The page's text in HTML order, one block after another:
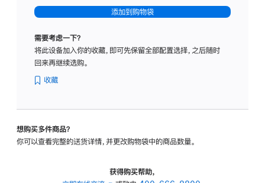
-
标
璃
转
的
添加到购物袋
需要考虑一下？
将此设备加入你的收藏，即可先保留全部配置选择，之后随时
回来再继续选购。
收藏
想购买多件商品？
你可以查看完整的送货详情，并更改购物袋中的商品数量。
获得购买帮助，